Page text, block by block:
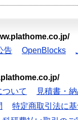
告 OpenBlocks
いて
見積書・
特定商取引法に